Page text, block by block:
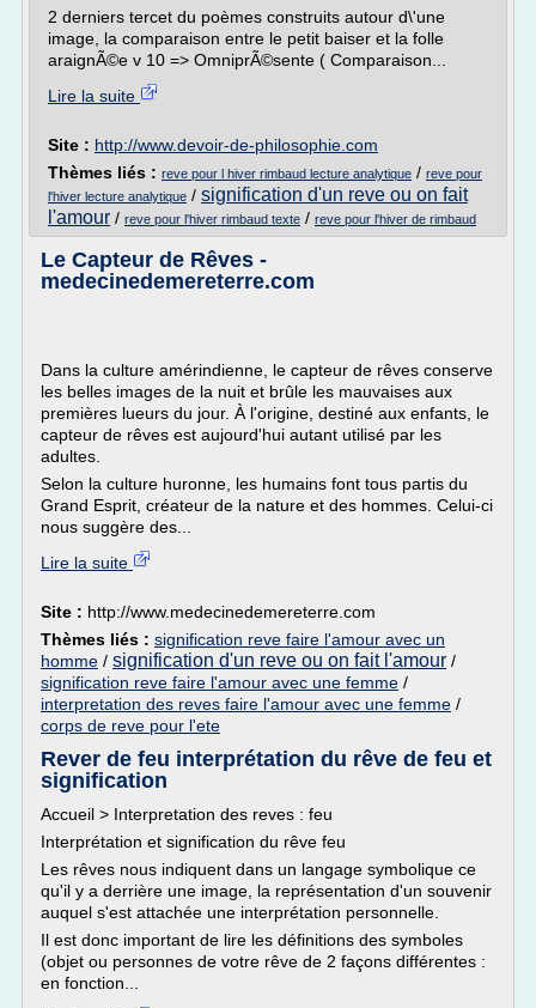
2 derniers tercet du poèmes construits autour d\'une
image, la comparaison entre le petit baiser et la folle
araignÃ©e v 10 => OmniprÃ©sente ( Comparaison...
Lire la suite
Site : http://www.devoir-de-philosophie.com
Thèmes liés : reve pour l hiver rimbaud lecture analytique / reve pour
l'hiver lecture analytique / signification d'un reve ou on fait
l'amour / reve pour l'hiver rimbaud texte / reve pour l'hiver de rimbaud
Le Capteur de Rêves -
medecinedemereterre.com
Dans la culture amérindienne, le capteur de rêves conserve
les belles images de la nuit et brûle les mauvaises aux
premières lueurs du jour. À l'origine, destiné aux enfants, le
capteur de rêves est aujourd'hui autant utilisé par les
adultes.
Selon la culture huronne, les humains font tous partis du
Grand Esprit, créateur de la nature et des hommes. Celui-ci
nous suggère des...
Lire la suite
Site : http://www.medecinedemereterre.com
Thèmes liés : signification reve faire l'amour avec un
homme / signification d'un reve ou on fait l'amour /
signification reve faire l'amour avec une femme /
interpretation des reves faire l'amour avec une femme /
corps de reve pour l'ete
Rever de feu interprétation du rêve de feu et
signification
Accueil > Interpretation des reves : feu
Interprétation et signification du rêve feu
Les rêves nous indiquent dans un langage symbolique ce
qu'il y a derrière une image, la représentation d'un souvenir
auquel s'est attachée une interprétation personnelle.
Il est donc important de lire les définitions des symboles
(objet ou personnes de votre rêve de 2 façons différentes :
en fonction...